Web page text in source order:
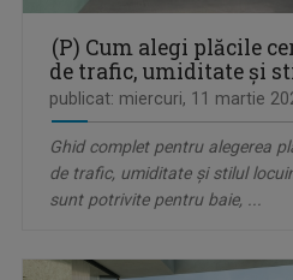
(P) Cum alegi plăcile
de trafic, umiditate și
publicat: miercuri, 11 martie
Ghid complet pentru alegerea
de trafic, umiditate și stilul
sunt potrivite pentru baie, ...